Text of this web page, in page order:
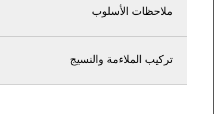
ملاحظات الأسلوب
تركيب الملاءمة والنسيج